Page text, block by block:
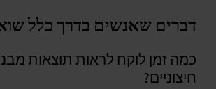
דברים שאנשים בדרך כלל
כמה זמן לוקח לראות תוצאות
חיצוניים?